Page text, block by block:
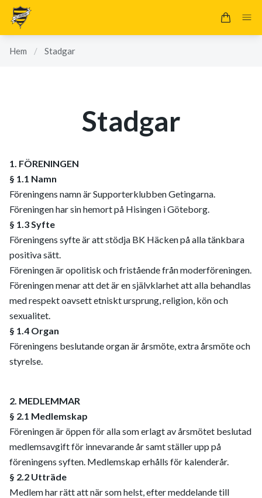
Hem / Stadgar
Stadgar
1. FÖRENINGEN
§ 1.1 Namn
Föreningens namn är Supporterklubben Getingarna.
Föreningen har sin hemort på Hisingen i Göteborg.
§ 1.3 Syfte
Föreningens syfte är att stödja BK Häcken på alla tänkbara
positiva sätt.
Föreningen är opolitisk och fristående från moderföreningen.
Föreningen menar att det är en självklarhet att alla behandlas
med respekt oavsett etniskt ursprung, religion, kön och
sexualitet.
§ 1.4 Organ
Föreningens beslutande organ är årsmöte, extra årsmöte och
styrelse.
2. MEDLEMMAR
§ 2.1 Medlemskap
Föreningen är öppen för alla som erlagt av årsmötet beslutad
medlemsavgift för innevarande år samt ställer upp på
föreningens syften. Medlemskap erhålls för kalenderår.
§ 2.2 Utträde
Medlem har rätt att när som helst, efter meddelande till